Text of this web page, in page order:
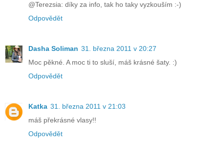
@Terezsia: díky za info, tak ho taky vyzkouším :-)
Odpovědět
Dasha Soliman 31. března 2011 v 20:27
Moc pěkné. A moc ti to sluší, máš krásné šaty. :)
Odpovědět
Katka 31. března 2011 v 21:03
máš překrásné vlasy!!
Odpovědět